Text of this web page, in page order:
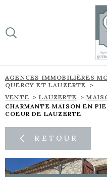
lamenu
contenu
AGENCES IMMOBILIÈRES
QUERCY ET LAUZERTE
VENTE
LAUZERTE
CHARMANTE MAISON EN
COEUR DE LAUZERTE
RETOUR